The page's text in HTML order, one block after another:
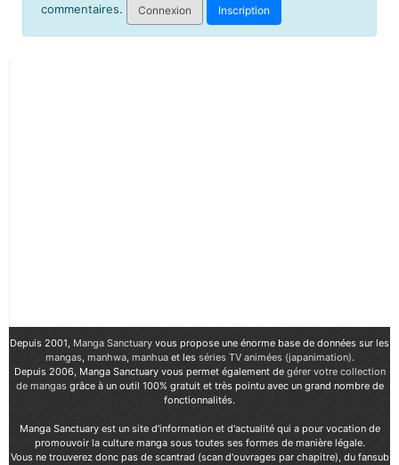
commentaires.
Connexion Inscription
Depuis 2001, Manga Sanctuary vous propose une énorme base de données sur les
mangas, manhwa, manhuaet les séries TV animées (japanimation).
Depuis 2006, Manga Sanctuary vous permet également de gérer votre collection
de mangasgrâce à un outil 100% gratuit et très pointu avec un grand nombre de
fonctionnalités.
Manga Sanctuary est un site d'information et d'actualité qui a pour vocation de
promouvoir la culture manga sous toutes ses formes de manière légale.
Vous ne trouverez donc pas de scantrad (scan d'ouvrages par chapitre), du fansub